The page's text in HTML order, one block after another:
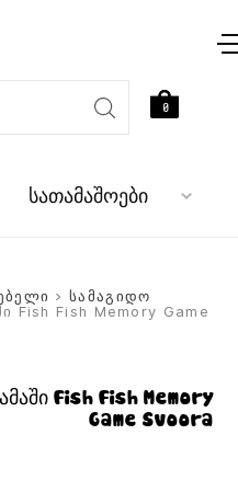
სათამაშოები
0
>სამაგიდო
Fish Fish Memory Game
Fish Fish Memory
Game Svoora